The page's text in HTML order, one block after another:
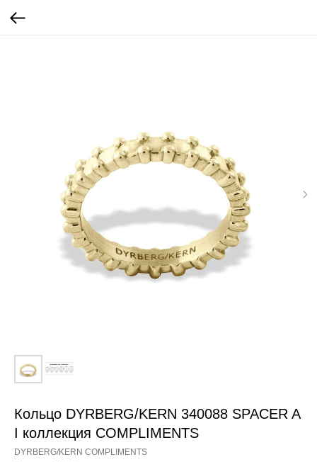
Кольцо DYRBERG/KERN 340088 SPACER A
I коллекция COMPLIMENTS
DYRBERG/KERN COMPLIMENTS